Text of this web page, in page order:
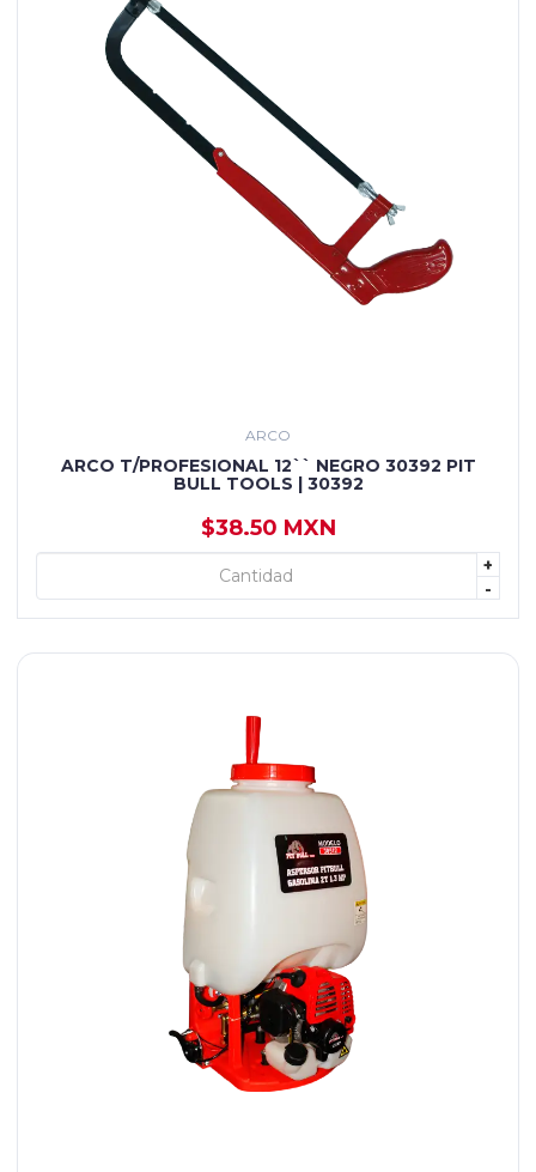
ARCO
ARCO T/PROFESIONAL 12`` NEGRO 30392 PIT
BULL TOOLS | 30392
$38.50 MXN
+
-
+ AGREGAR